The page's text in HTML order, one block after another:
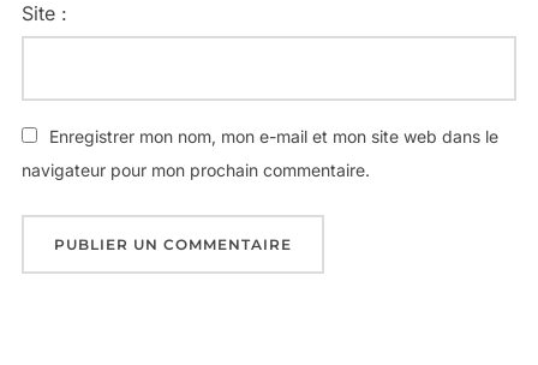
Site :
Enregistrer mon nom, mon e-mail et mon site web dans le
navigateur pour mon prochain commentaire.